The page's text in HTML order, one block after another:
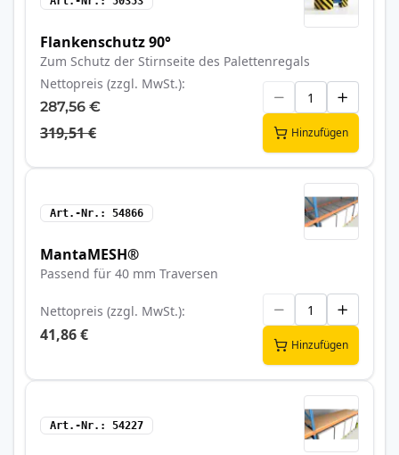
Flankenschutz 90°
Zum Schutz der Stirnseite des Palettenregals
Nettopreis (zzgl. MwSt.)
287,56 €
319,51 € Hinzufügen
Art.-Nr. 54866
MantaMESH®
Passend für 40 mm Traversen
Nettopreis (zzgl. MwSt.)
41,86 €
Hinzufügen
Art.-Nr. 54227